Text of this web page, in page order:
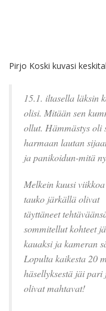
Pirjo Koski kuvasi
15.1. iltasella läksin
olisi. Mitään sen
ollut. Hämmästys oli
harmaan lautan
ja panikoidun-mitä
Melkein kuusi
tauko järkällä olivat
täyttäneet
sommitellut kohteet
kauaksi ja kameran
Lopulta kaikesta 20
häsellyksestä jäi
olivat mahtavat!